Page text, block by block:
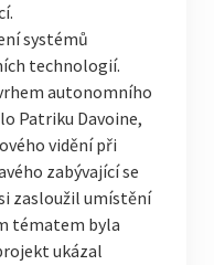
systémů
technologií.
autonomního
Patriku Davoine,
vidění při
zabývající se
zasloužil umístění
tématem byla
ukázal